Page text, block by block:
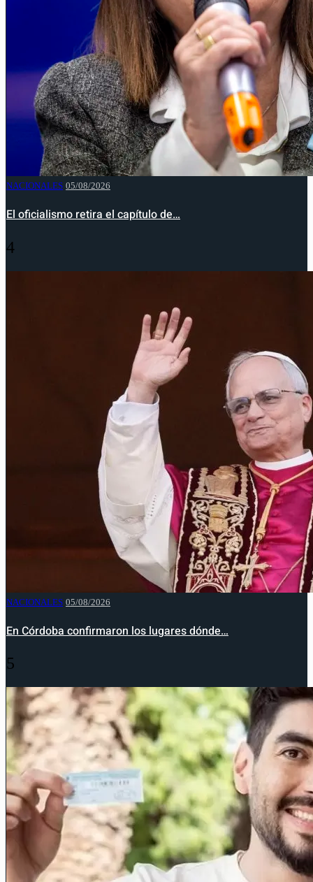
NACIONALES 05/08/2026
El oficialismo retira el capítulo de…
4
NACIONALES 05/08/2026
En Córdoba confirmaron los lugares dónde…
5